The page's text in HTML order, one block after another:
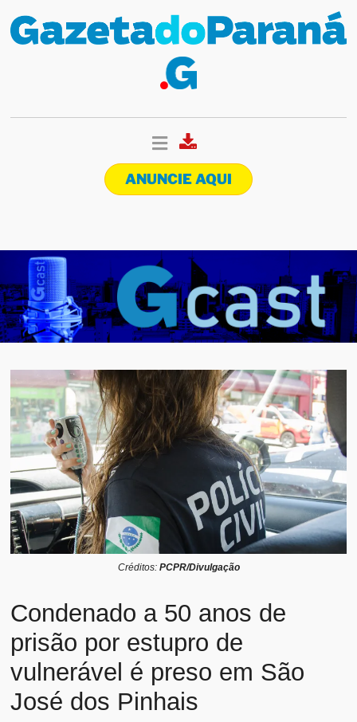
ANUNCIE AQUI
Créditos: PCPR/Divulgação
Condenado a 50 anos de
prisão por estupro de
vulnerável é preso em São
José dos Pinhais